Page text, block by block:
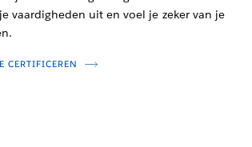
vaardigheden uit en voel je zeker van je
CERTIFICEREN